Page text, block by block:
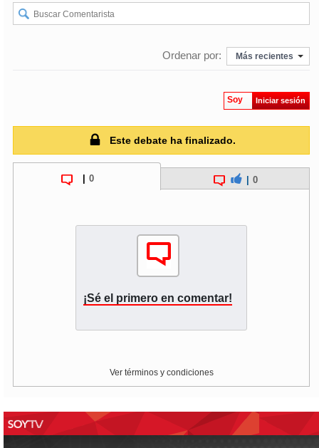
Ordenar por: Más recientes
Soy Iniciar sesión
Este debate ha finalizado.
0 0
¡Sé el primero en comentar!
Ver términos y condiciones